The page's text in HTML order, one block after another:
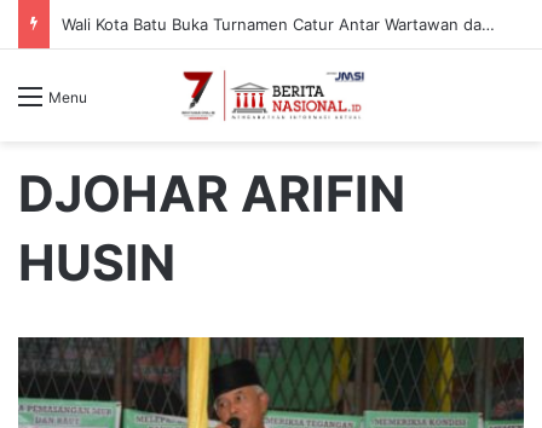
Wali Kota Batu Buka Turnamen Catur Antar Wartawan dan Instansi
Menu
DJOHAR ARIFIN
HUSIN